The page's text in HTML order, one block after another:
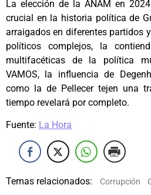
La elección de la ANAM en
crucial en la historia política de
arraigados en diferentes partidos
políticos complejos, la
multifacéticas de la política
VAMOS, la influencia de
como la de Pellecer tejen una
tiempo revelará por completo.
Fuente: La Hora
Temas relacionados: Corrupción